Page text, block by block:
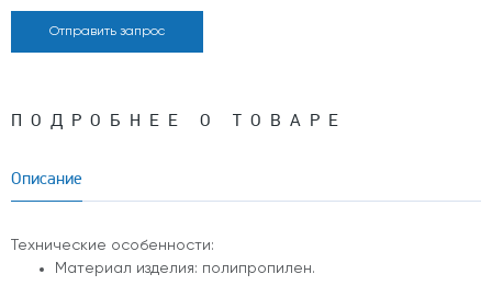
Отправить запрос
ПОДРОБНЕЕ О ТОВАРЕ
Описание
Технические особенности:
Материал изделия: полипропилен.